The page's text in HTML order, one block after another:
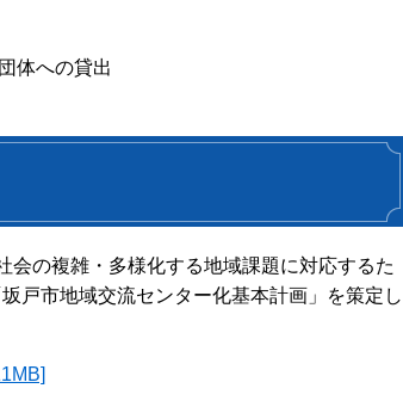
体への貸出
の複雑・多様化する地域課題に対応するた
戸市地域交流センター化基本計画」を策定し